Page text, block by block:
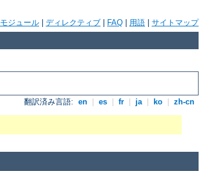
モジュール ディレクティブ FAQ 用語 サイトマップ
翻訳済み言語: en es fr ja ko zh-cn